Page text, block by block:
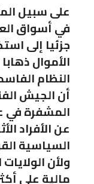
على سبيل
في أسواق
جزئيا إلى
الأموال
النظام
أن الجيش
المشفرة في
عن الأفراد
السياسية
ولأن